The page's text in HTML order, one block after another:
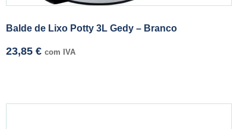
Balde de Lixo Potty 3L Gedy – Branco
23,85 € com IVA